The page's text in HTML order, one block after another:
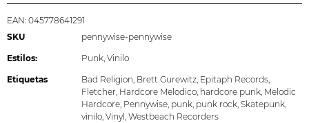
EAN: 045778641291
SKU
pennywise-pennywise
Estilos: Punk, Vinilo
Etiquetas Bad Religion, Brett Gurewitz, Epitaph Records,
Fletcher, Hardcore Melodico, hardcore punk, Melodic
Hardcore, Pennywise, punk, punk rock, Skatepunk,
vinilo, Vinyl, Westbeach Recorders